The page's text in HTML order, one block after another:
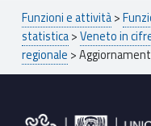
Breadcrumbs navigation
Funzioni e attività>
statistica>Veneto in
regionale >